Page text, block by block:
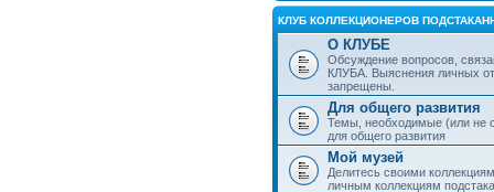
КЛУБ КОЛЛЕКЦИОНЕРОВ
О КЛУБЕ
Обсуждение вопросов,
КЛУБА. Выяснения личных
запрещены.
Для общего развития
Темы, необходимые (или не
для общего развития
Мой музей
Делитесь своими
личным коллекциям